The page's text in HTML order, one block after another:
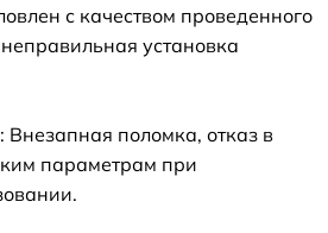
с качеством проведенного
установка
поломка, отказ в
параметрам при